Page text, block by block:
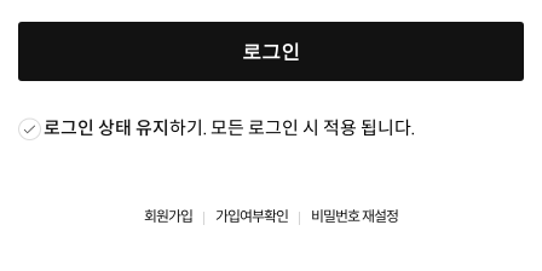
로그인
로그인 상태 유지하기. 모든 로그인 시 적용 됩니다.
회원가입 가입여부확인 비밀번호 재설정